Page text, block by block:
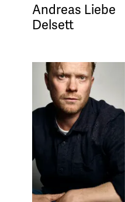
Andreas Liebe
Delsett